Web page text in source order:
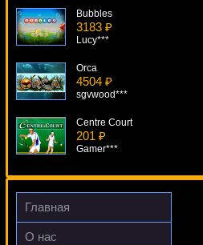
Bubbles
3183 ₽
Lucy***
Orca
4504 ₽
sgvwood***
Centre Court
201 ₽
Gamer***
Mega Glam Life
3799 ₽
Главная
О нас